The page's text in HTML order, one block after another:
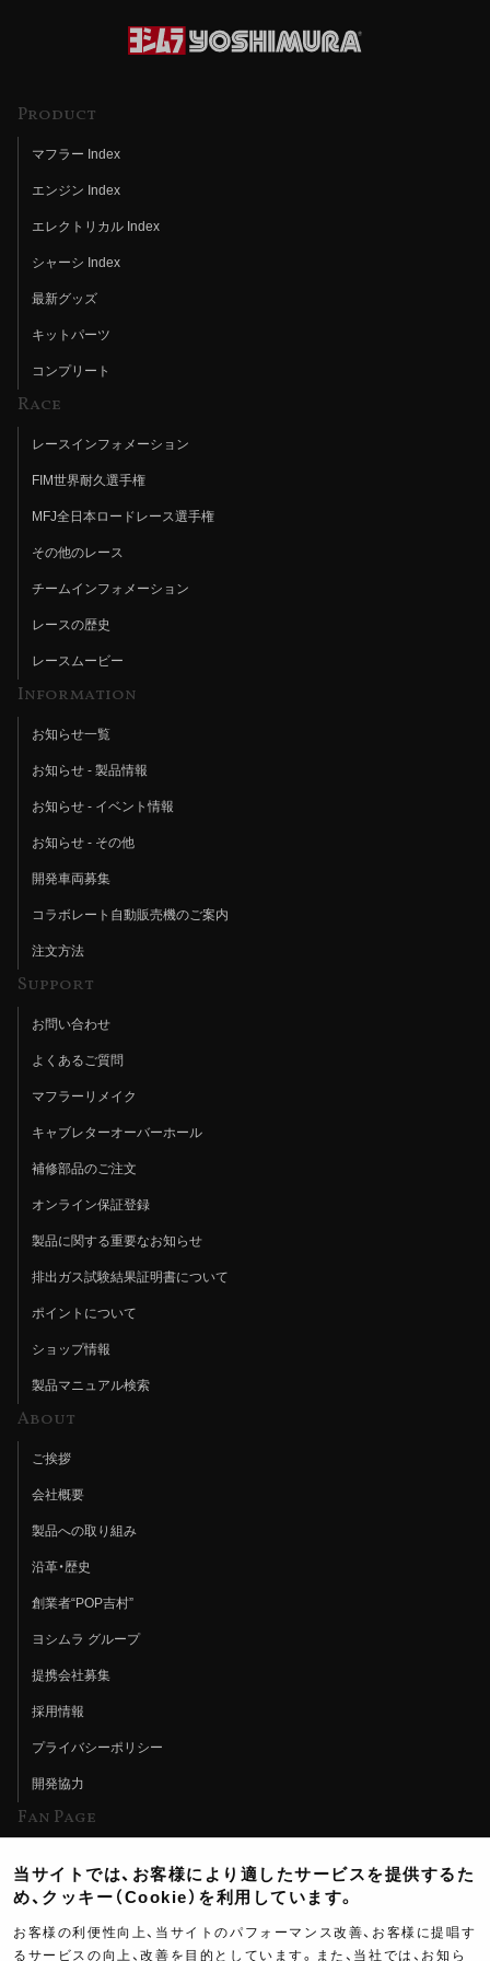
Product
マフラー Index
エンジン Index
エレクトリカル Index
シャーシ Index
最新グッズ
キットパーツ
コンプリート
Race
レースインフォメーション
FIM世界耐久選手権
MFJ全日本ロードレース選手権
その他のレース
チームインフォメーション
レースの歴史
レースムービー
Information
お知らせ一覧
お知らせ - 製品情報
お知らせ - イベント情報
お知らせ - その他
開発車両募集
コラボレート自動販売機のご案内
注文方法
Support
お問い合わせ
よくあるご質問
マフラーリメイク
キャブレターオーバーホール
補修部品のご注文
オンライン保証登録
製品に関する重要なお知らせ
排出ガス試験結果証明書について
ポイントについて
ショップ情報
製品マニュアル検索
About
ご挨拶
会社概要
製品への取り組み
沿革・歴史
創業者“POP吉村”
ヨシムラ グループ
提携会社募集
採用情報
プライバシーポリシー
開発協力
Fan Page
ヨシムラTV
イベント情報
当サイトでは、お客様により適したサービスを提供するた
め、クッキー（Cookie）を利用しています。
お客様の利便性向上、当サイトのパフォーマンス改善、お客様に提唱す
るサービスの向上、改善を目的としています。また、当社では、お知ら